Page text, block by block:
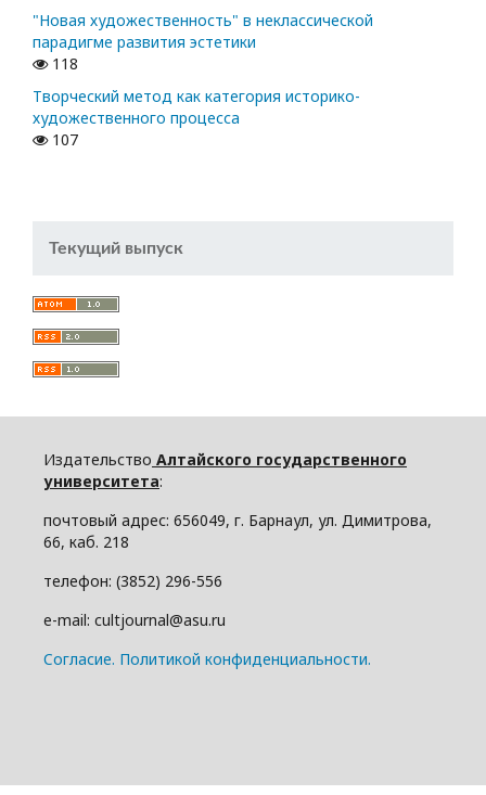
"Новая художественность" в неклассической
парадигме развития эстетики
118
Творческий метод как категория историко-
художественного процесса
107
Текущий выпуск
Издательство Алтайского государственного
университета:
почтовый адрес: 656049, г. Барнаул, ул. Димитрова,
66, каб. 218
телефон: (3852) 296-556
e-mail: cultjournal@asu.ru
Cогласие. Политикой конфиденциальности.